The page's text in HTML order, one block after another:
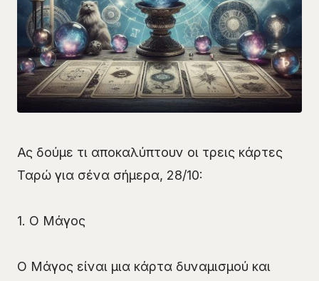
Ας δούμε τι αποκαλύπτουν οι τρεις κάρτες
Ταρώ για σένα σήμερα, 28/10:
1. Ο Μάγος
Ο Μάγος είναι μια κάρτα δυναμισμού και